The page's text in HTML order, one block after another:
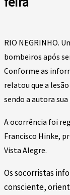
RIO NEGRINHO.
bombeiros após
Conforme as
relatou que a
sendo a autora sua
A ocorrência foi
Francisco Hinke,
Vista Alegre.
Os socorristas
consciente,